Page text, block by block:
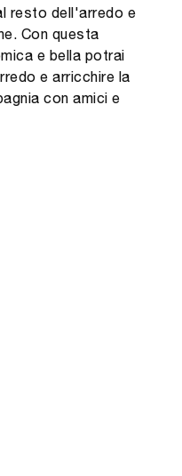
resto dell'arredo e
Con questa
e bella potrai
e arricchire la
con amici e